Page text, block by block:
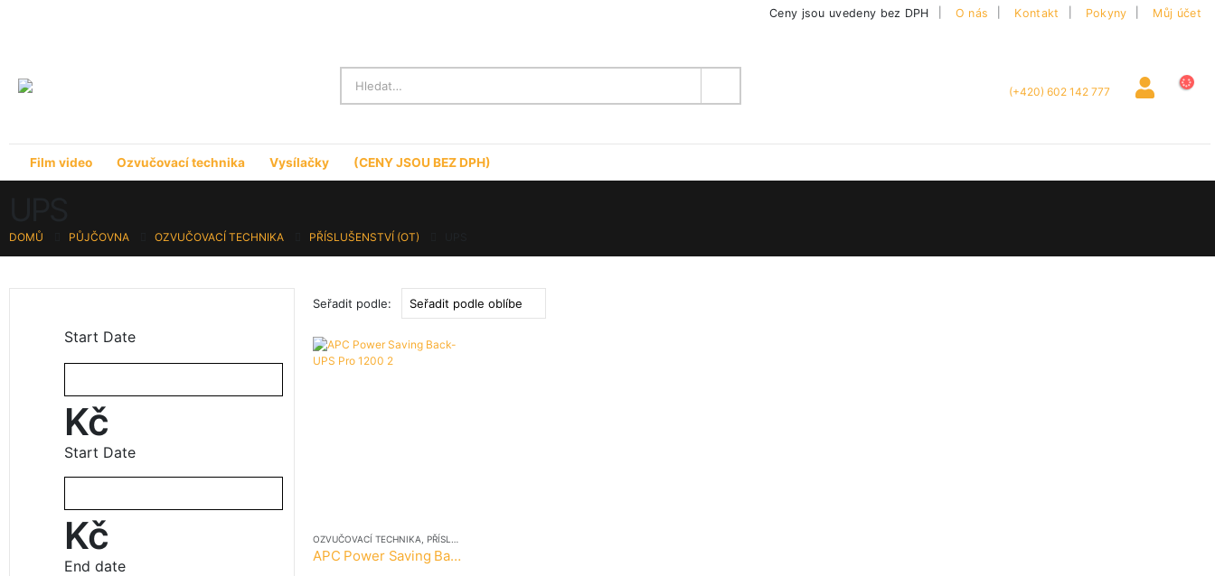
Ceny jsou uvedeny bez DPH O nás Kontakt Pokyny Můj účet
(+420) 602 142 777
Film video Ozvučovací technika Vysílačky (CENY JSOU BEZ DPH)
DOMŮ PŮJČOVNA OZVUČOVACÍ TECHNIKA PŘÍSLUŠENSTVÍ (OT)
Seřadit podle:
OZVUČOVACÍ TECHNIKA PŘÍSLUŠENSTVÍ (OT)
APC Power Saving Back-UPS Pro 1200
Start Date
Kč
Start Date
Kč
End date